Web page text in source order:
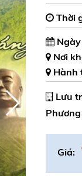
Thời
Ngày
Nơi
Hành
Lưu
Giá: